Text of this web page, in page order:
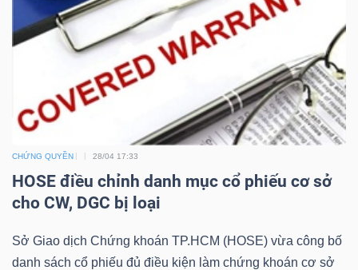
CHỨNG QUYỀN 28/04 17:33
HOSE điều chỉnh danh mục cổ phiếu cơ sở
cho CW, DGC bị loại
Sở Giao dịch Chứng khoán TP.HCM (HOSE) vừa công bố
danh sách cổ phiếu đủ điều kiện làm chứng khoán cơ sở
PHÂN
TÍCH
VIETSTOCKFINANCE
VĨ
MÔ